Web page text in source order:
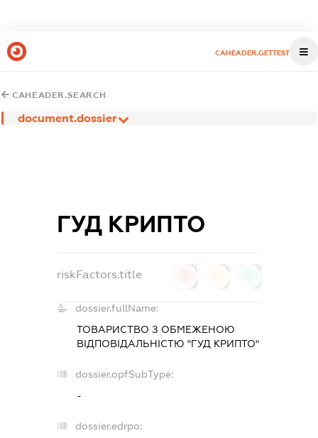
CAHEADER.GETTEST
CAHEADER.SEARCH
document.dossier
ГУД КРИПТО
riskFactors.title
dossier.fullName:
ТОВАРИСТВО З ОБМЕЖЕНОЮ
ВІДПОВІДАЛЬНІСТЮ "ГУД КРИПТО"
dossier.opfSubType:
-
dossier.edrpo: